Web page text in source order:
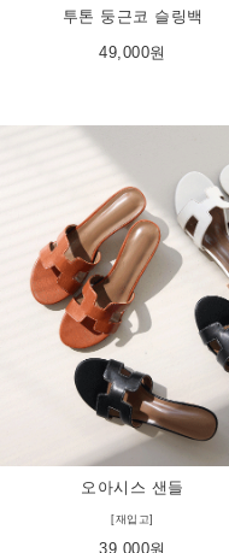
투톤 둥근코 슬링백
49,000원
오아시스 샌들
[재입고]
39,000원